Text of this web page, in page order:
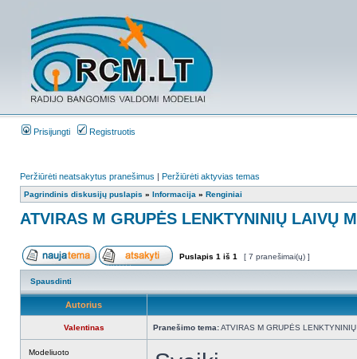
Prisijungti Registruotis
Peržiūrėti neatsakytus pranešimus | Peržiūrėti aktyvias temas
Pagrindinis diskusijų puslapis » Informacija » Renginiai
ATVIRAS M GRUPĖS LENKTYNINIŲ LAIVŲ
Puslapis 1 iš 1 [ 7 pranešimai(ų) ]
Spausdinti
Autorius
Valentinas Pranešimo tema:ATVIRAS M GRUPĖS
Modeliuoto